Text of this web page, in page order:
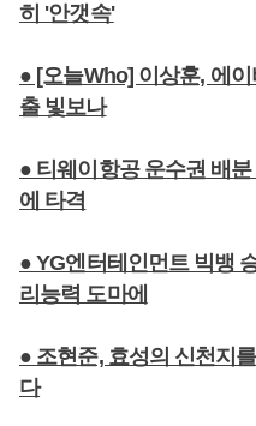
히 '안갯속'
● [오늘Who] 이상훈, 에
출 빛보나
● 티웨이항공 운수권 배
에 타격
● YG엔터테인먼트 빅뱅
리능력 도마에
● 조현준, 효성의 신천지
다